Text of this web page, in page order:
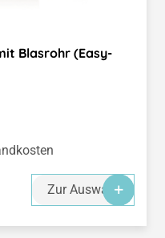
Blasrohr (Easy-
Zur Auswahl